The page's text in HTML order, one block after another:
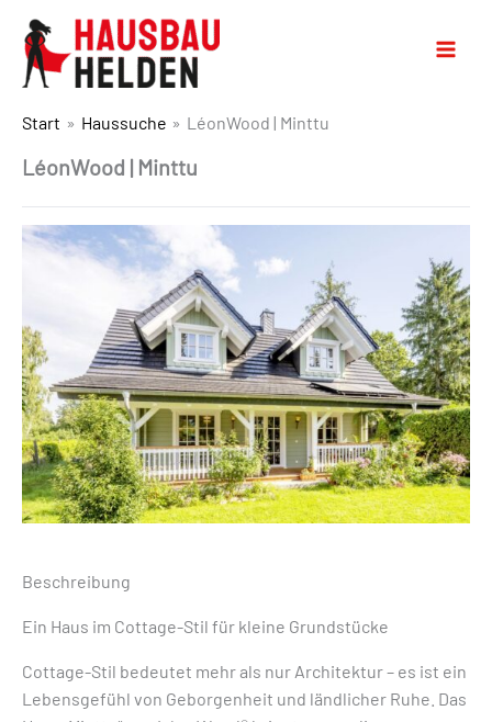
Start Haussuche LéonWood | Minttu
LéonWood | Minttu
Beschreibung
Ein Haus im Cottage-Stil für kleine Grundstücke
Cottage-Stil bedeutet mehr als nur Architektur – es ist ein
Lebensgefühl von Geborgenheit und ländlicher Ruhe. Das